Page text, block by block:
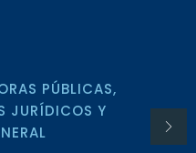
PÚBLICAS,
JURÍDICOS Y